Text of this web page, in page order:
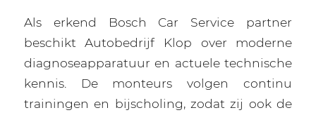
Als erkend Bosch Car Service partner
beschikt Autobedrijf Klop over moderne
diagnoseapparatuur en actuele technische
kennis. De monteurs volgen continu
trainingen en bijscholing, zodat zij ook de